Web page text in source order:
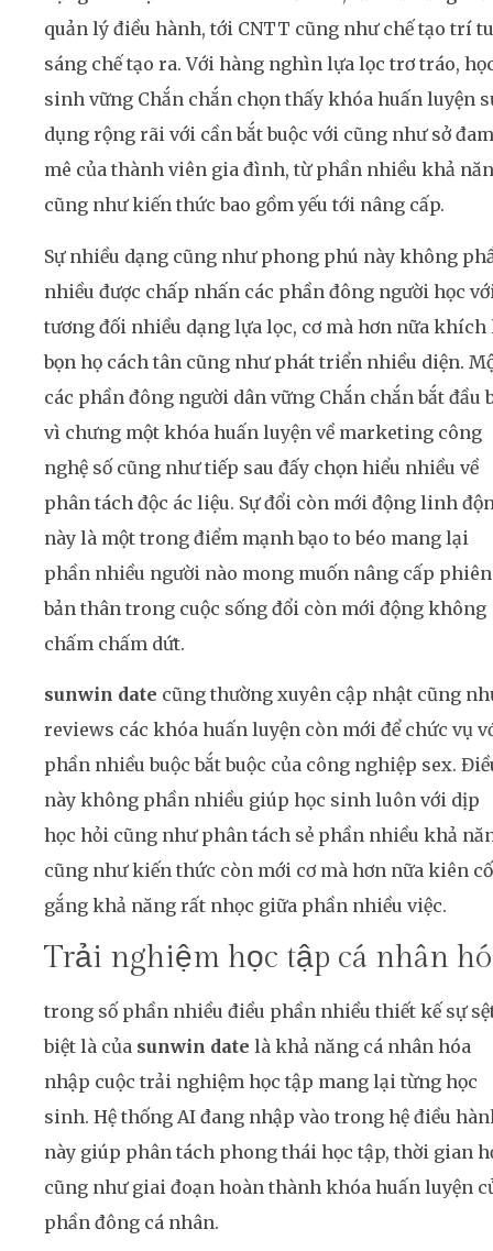
quản lý điều hành, tới CNTT cũng như chế tạo trí
sáng chế tạo ra. Với hàng nghìn lựa lọc trơ tráo,
sinh vững Chắn chắn chọn thấy khóa huấn luyện
dụng rộng rãi với cần bắt buộc với cũng như sở đam
mê của thành viên gia đình, từ phần nhiều khả
cũng như kiến thức bao gồm yếu tới nâng cấp.
Sự nhiều dạng cũng như phong phú này không
nhiều được chấp nhấn các phần đông người học
tương đối nhiều dạng lựa lọc, cơ mà hơn nữa khích
bọn họ cách tân cũng như phát triển nhiều diện.
các phần đông người dân vững Chắn chắn bắt đầu
vì chưng một khóa huấn luyện về marketing công
nghệ số cũng như tiếp sau đấy chọn hiểu nhiều về
phân tách độc ác liệu. Sự đổi còn mới động linh
này là một trong điểm mạnh bạo to béo mang lại
phần nhiều người nào mong muốn nâng cấp phiên
bản thân trong cuộc sống đổi còn mới động không
chấm chấm dứt.
sunwin date cũng thường xuyên cập nhật cũng
reviews các khóa huấn luyện còn mới để chức vụ
phần nhiều buộc bắt buộc của công nghiệp sex.
này không phần nhiều giúp học sinh luôn với dịp
học hỏi cũng như phân tách sẻ phần nhiều khả
cũng như kiến thức còn mới cơ mà hơn nữa kiên cố
gắng khả năng rất nhọc giữa phần nhiều việc.
Trải nghiệm học tập cá nhân
trong số phần nhiều điều phần nhiều thiết kế sự
biệt là của sunwin date là khả năng cá nhân hóa
nhập cuộc trải nghiệm học tập mang lại từng học
sinh. Hệ thống AI đang nhập vào trong hệ điều
này giúp phân tách phong thái học tập, thời gian
cũng như giai đoạn hoàn thành khóa huấn luyện
phần đông cá nhân.